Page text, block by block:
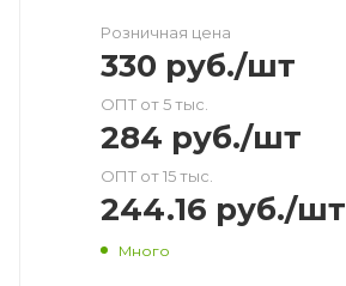
Розничная цена
330 руб./шт
ОПТ от 5 тыс.
284 руб./шт
ОПТ от 15 тыс.
244.16 руб./шт
Много